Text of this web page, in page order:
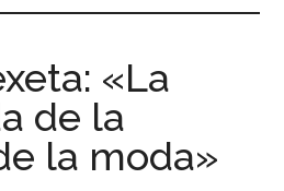
«La
de la
la moda»